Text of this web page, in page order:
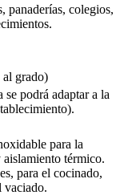
panaderías, colegios,
al grado)
podrá adaptar a la
para la
térmico.
para el cocinado,
vaciado.